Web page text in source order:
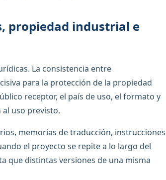
propiedad industrial e
La consistencia entre
para la protección de la propiedad
receptor, el país de uso, el formato y
al uso previsto.
memorias de traducción, instrucciones
el proyecto se repite a lo largo del
que distintas versiones de una misma